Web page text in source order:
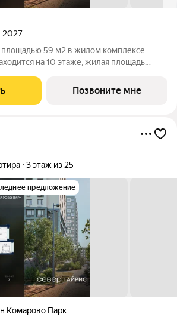
2027
площадью 59 м2 в жилом комплексе
на 10 этаже, жилая площадь
с окнами
Позвоните мне
3 этаж из 25
предложение
Комарово Парк